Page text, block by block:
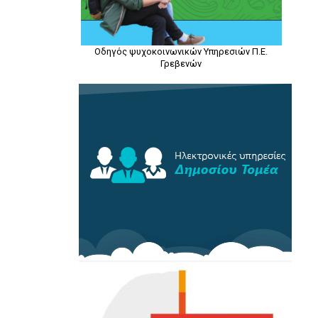
Οδηγός ψυχοκοινωνικών Υπηρεσιών Π.Ε.
Γρεβενών